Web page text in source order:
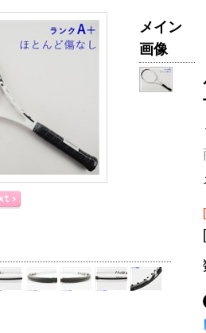
メイン
画像